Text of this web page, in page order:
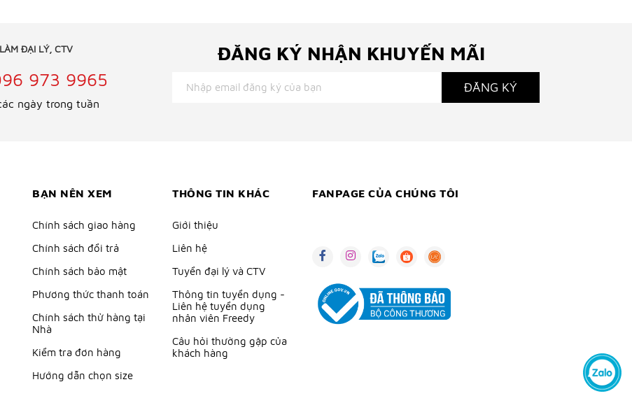
ĐẠI LÝ, CTV
973 9965
ngày trong tuần
ĐĂNG KÝ NHẬN KHUYẾN MÃI
ĐĂNG KÝ
BẠN NÊN XEM
Chính sách giao hàng
Chính sách đổi trả
Chính sách bảo mật
Phương thức thanh toán
Chính sách thử hàng tại
Nhà
Kiểm tra đơn hàng
Hướng dẫn chọn size
THÔNG TIN KHÁC
Giới thiệu
Liên hệ
Tuyển đại lý và CTV
Thông tin tuyển dụng -
Liên hệ tuyển dụng
nhân viên Freedy
Câu hỏi thường gặp của
khách hàng
FANPAGE CỦA CHÚNG TÔI